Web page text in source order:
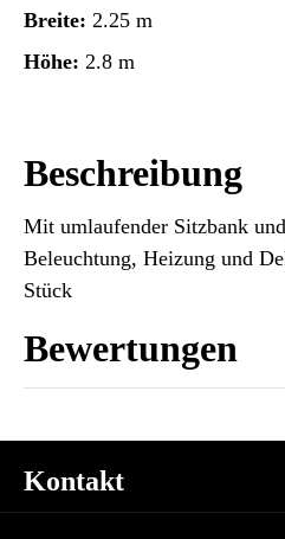
Breite: 2.25 m
Höhe: 2.8 m
Beschreibung
Mit umlaufender Sitzbank
Beleuchtung, Heizung und
Stück
Bewertungen
Kontakt